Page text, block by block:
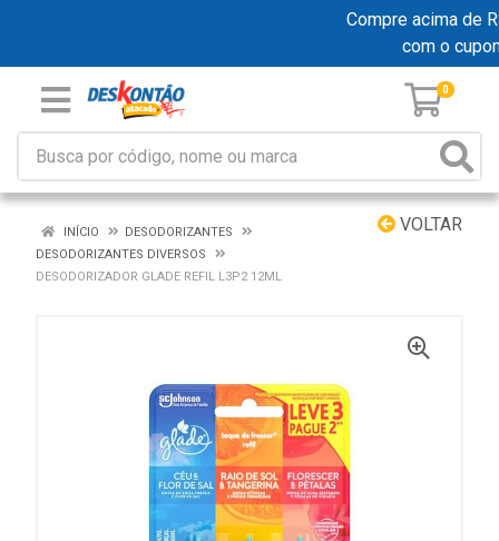
Compre acima de
com o
0
VOLTAR
INÍCIO
DESODORIZANTES
DESODORIZANTES DIVERSOS
DESODORIZADOR GLADE REFIL L3P2 12ML